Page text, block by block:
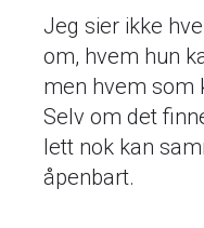
Jeg sier ikke
om, hvem hun
men hvem som
Selv om det
lett nok kan
åpenbart.